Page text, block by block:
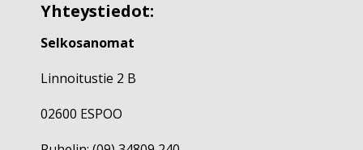
Yhteystiedot:
Selkosanomat
Linnoitustie 2 B
02600 ESPOO